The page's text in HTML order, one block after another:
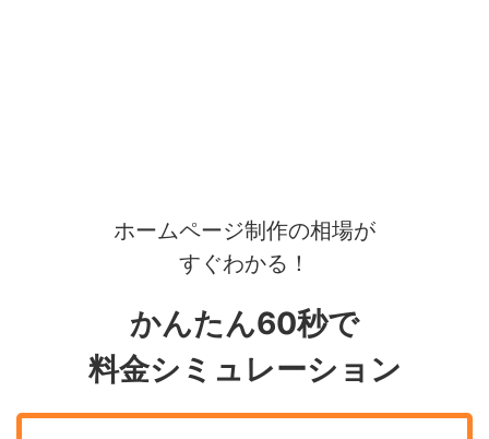
ホームページ制作の相場が
すぐわかる！
かんたん60秒で
料金シミュレーション